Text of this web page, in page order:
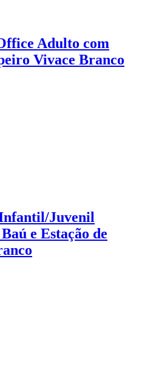
Adulto com
Vivace Branco
Juvenil
e Estação de